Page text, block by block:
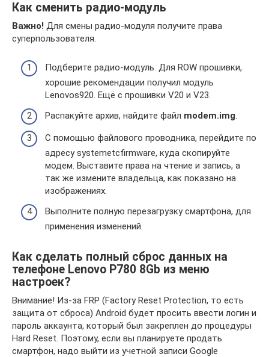
Как сменить радио-модуль
Важно! Для смены радио-модуля получите права
суперпользователя.
Подберите радио-модуль. Для ROW прошивки,
хорошие рекомендации получил модуль
Lenovos920. Ещё с прошивки V20 и V23.
Распакуйте архив, найдите файл modem.img.
С помощью файлового проводника, перейдите по
адресу systemetcfirmware, куда скопируйте
модем. Выставите права на чтение и запись, а
так же измените владельца, как показано на
изображениях.
Выполните полную перезагрузку смартфона, для
применения изменений.
Как сделать полный сброс данных на
телефоне Lenovo P780 8Gb из меню
настроек?
Внимание! Из-за FRP (Factory Reset Protection, то есть
защита от сброса) Android будет просить ввести логин и
пароль аккаунта, который был закреплен до процедуры
Hard Reset. Поэтому, если вы планируете продать
смартфон, надо выйти из учетной записи Google